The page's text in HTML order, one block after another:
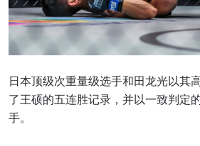
日本顶级次重量级选手和田龙光以其
了王硕的五连胜记录，并以一致判定
手。